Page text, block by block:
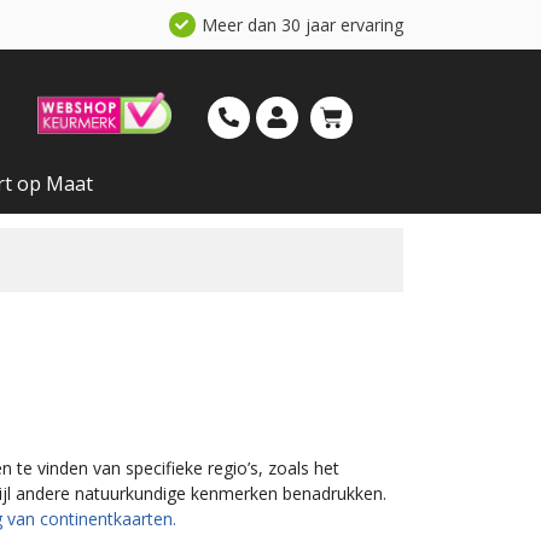
Meer dan 30 jaar ervaring
op Maat
vinden van specifieke regio’s, zoals het
natuurkundige kenmerken benadrukken.
continentkaarten.